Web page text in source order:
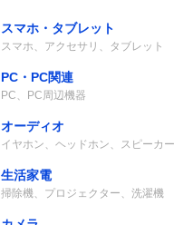
スマホ・タブレット
スマホ、アクセサリ、タブレット
PC・PC関連
PC、PC周辺機器
オーディオ
イヤホン、ヘッドホン、スピーカー
生活家電
掃除機、プロジェクター、洗濯機